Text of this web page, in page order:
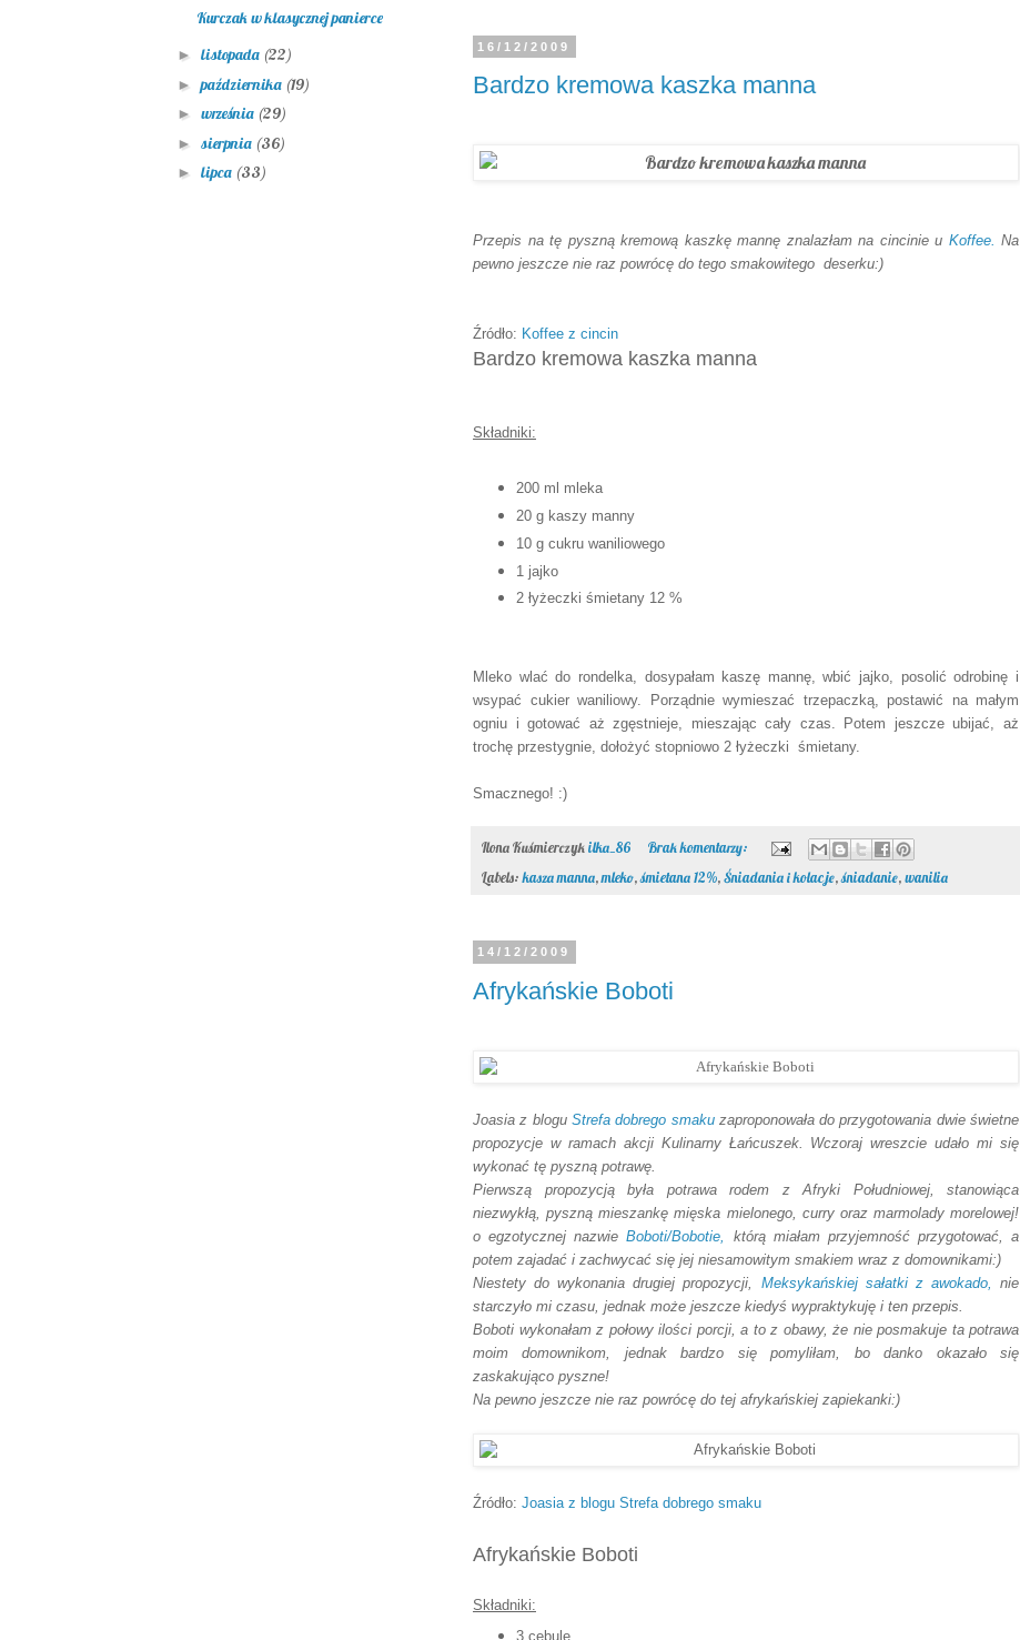
16/12/2009
Bardzo kremowa kaszka manna
Przepis na tę pyszną kremową kaszkę mannę znalazłam na cincinie u Koffee. Na
pewno jeszcze nie raz powrócę do tego smakowitego deserku:)
Źródło: Koffee z cincin
Bardzo kremowa kaszka manna
Składniki:
200 ml mleka
20 g kaszy manny
10 g cukru waniliowego
1 jajko
2 łyżeczki śmietany 12 %
Mleko wlać do rondelka, dosypałam kaszę mannę, wbić jajko, posolić odrobinę i
wsypać cukier waniliowy. Porządnie wymieszać trzepaczką, postawić na małym
ogniu i gotować aż zgęstnieje, mieszając cały czas. Potem jeszcze ubijać, aż
trochę przestygnie, dołożyć stopniowo 2 łyżeczki śmietany.
Smacznego! :)
Ilona Kuśmierczykilka_86
Brak komentarzy:
Labels:kasza manna,mleko,śmietana 12%,Śniadania i kolacje,śniadanie,wanilia
14/12/2009
Afrykańskie Boboti
Joasia z bloguStrefa dobrego smakuzaproponowała do przygotowania dwie świetne
propozycje w ramachakcji Kulinarny Łańcuszek. Wczoraj wreszcie udało mi się
wykonać tę pyszną potrawę.
Pierwszą propozycją była potrawa rodem z Afryki Południowej, stanowiąca
niezwykłą, pyszną mieszankę mięska mielonego, curry oraz marmolady morelowej!
o egzotycznej nazwie Boboti/Bobotie,
którą miałam przyjemność przygotować, a
potem zajadać i zachwycać się jej niesamowitym smakiem wraz z domownikami:)
Niestety do wykonania drugiej propozycji, Meksykańskiej sałatki z awokado,
nie
starczyło mi czasu, jednak może jeszcze kiedyś wypraktykuję i ten przepis.
Boboti wykonałam z połowy ilości porcji, a to z obawy, że nie posmakuje ta potrawa
moim domownikom, jednak bardzo się pomyliłam, bo danko okazało się
zaskakująco pyszne!
Na pewno jeszcze nie raz powrócę do tej afrykańskiej zapiekanki:)
Źródło: Joasia z blogu Strefa dobrego smaku
Afrykańskie Boboti
Składniki:
3 cebule
Kurczak w klasycznej panierce
► listopada (22)
►października (19)
► września (29)
► sierpnia (36)
► lipca (33)